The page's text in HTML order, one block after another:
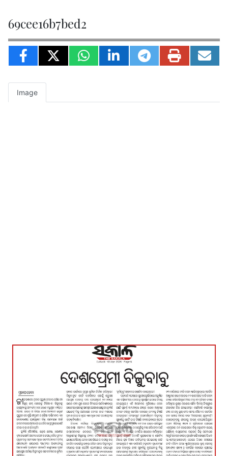
69cee16b7bed2
Image